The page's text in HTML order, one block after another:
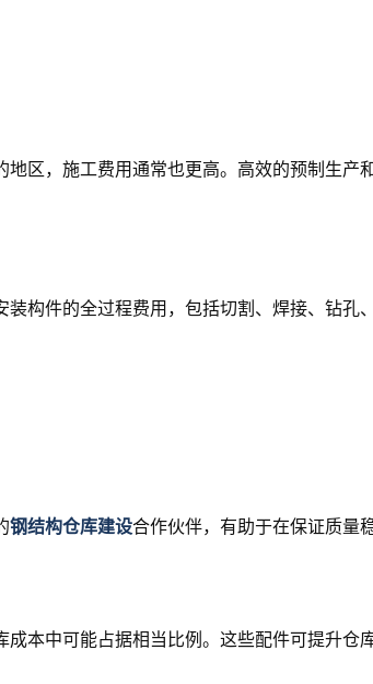
地区，施工费用通常也更高。高效的预制生
构件的全过程费用，包括切割、焊接、钻孔
钢结构仓库建设合作伙伴，有助于在保证质量
本中可能占据相当比例。这些配件可提升仓